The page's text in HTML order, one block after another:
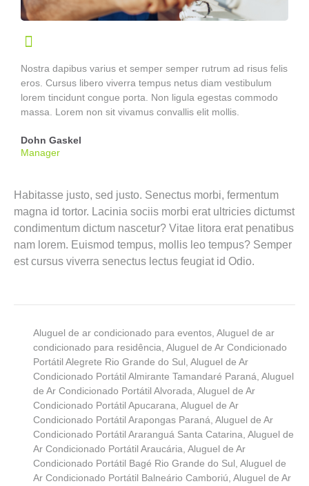
Nostra dapibus varius et semper semper rutrum ad risus felis
eros. Cursus libero viverra tempus netus diam vestibulum
lorem tincidunt congue porta. Non ligula egestas commodo
massa. Lorem non sit vivamus convallis elit mollis.
Dohn Gaskel
Manager
Habitasse justo, sed justo. Senectus morbi, fermentum
magna id tortor. Lacinia sociis morbi erat ultricies dictumst
condimentum dictum nascetur? Vitae litora erat penatibus
nam lorem. Euismod tempus, mollis leo tempus? Semper
est cursus viverra senectus lectus feugiat id Odio.
Aluguel de ar condicionado para eventos, Aluguel de ar
condicionado para residência, Aluguel de Ar Condicionado
Portátil Alegrete Rio Grande do Sul, Aluguel de Ar
Condicionado Portátil Almirante Tamandaré Paraná, Aluguel
de Ar Condicionado Portátil Alvorada, Aluguel de Ar
Condicionado Portátil Apucarana, Aluguel de Ar
Condicionado Portátil Arapongas Paraná, Aluguel de Ar
Condicionado Portátil Araranguá Santa Catarina, Aluguel de
Ar Condicionado Portátil Araucária, Aluguel de Ar
Condicionado Portátil Bagé Rio Grande do Sul, Aluguel de
Ar Condicionado Portátil Balneário Camboriú, Aluguel de Ar